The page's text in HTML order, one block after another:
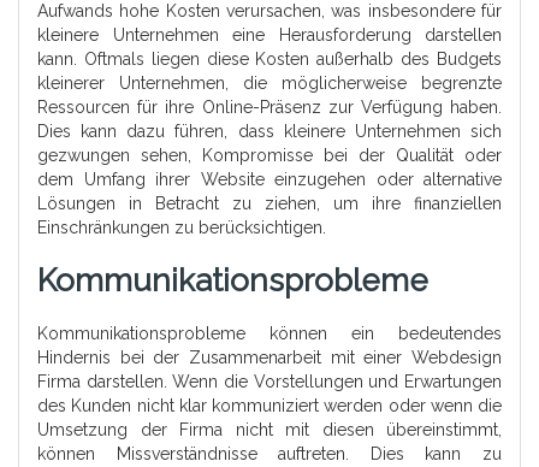
Aufwands hohe Kosten verursachen, was insbesondere für
kleinere Unternehmen eine Herausforderung darstellen
kann. Oftmals liegen diese Kosten außerhalb des Budgets
kleinerer Unternehmen, die möglicherweise begrenzte
Ressourcen für ihre Online-Präsenz zur Verfügung haben.
Dies kann dazu führen, dass kleinere Unternehmen sich
gezwungen sehen, Kompromisse bei der Qualität oder
dem Umfang ihrer Website einzugehen oder alternative
Lösungen in Betracht zu ziehen, um ihre finanziellen
Einschränkungen zu berücksichtigen.
Kommunikationsprobleme
Kommunikationsprobleme können ein bedeutendes
Hindernis bei der Zusammenarbeit mit einer Webdesign
Firma darstellen. Wenn die Vorstellungen und Erwartungen
des Kunden nicht klar kommuniziert werden oder wenn die
Umsetzung der Firma nicht mit diesen übereinstimmt,
können Missverständnisse auftreten. Dies kann zu